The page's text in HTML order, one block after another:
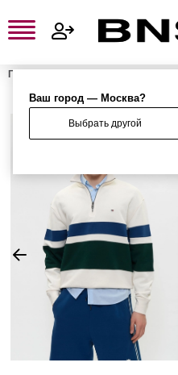
Ваш город — Москва?
Выбрать другой
Главная